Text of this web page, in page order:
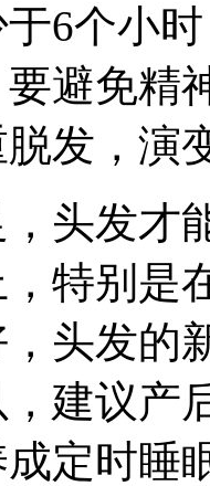
6个小
避免精
发，演
头发才
特别是
头发的
建议产
定时睡